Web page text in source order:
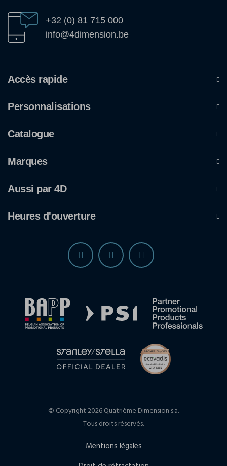
+32 (0) 81 715 000
info@4dimension.be
Accès rapide
Personnalisations
Catalogue
Marques
Aussi par 4D
Heures d'ouverture
© Copyright 2026 Quatrième Dimension s.a.
Tous droits réservés.
Mentions légales